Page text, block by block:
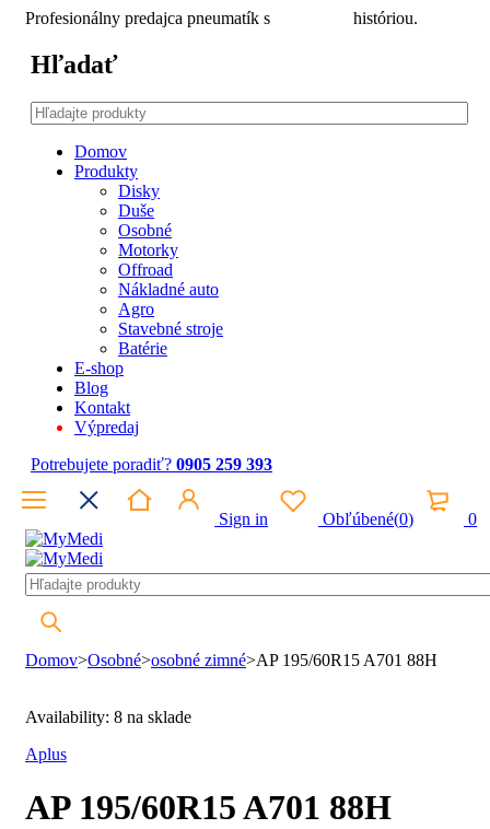
Profesionálny predajca pneumatík s históriou.
Hľadať
Domov
Produkty
Disky
Duše
Osobné
Motorky
Offroad
Nákladné auto
Agro
Stavebné stroje
Batérie
E-shop
Blog
Kontakt
Výpredaj
Potrebujete poradiť? 0905 259 393
Sign in Obľúbené(0) 0
Domov>Osobné>osobné zimné>AP 195/60R15 A701 88H
Availability: 8 na sklade
Aplus
AP 195/60R15 A701 88H